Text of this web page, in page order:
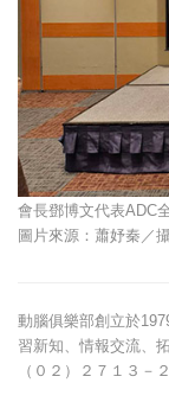
會長鄧博文代表ADC
圖片來源：蕭妤秦／攝
動腦俱樂部創立於
習新知、情報交流、
（０２）２７１３－